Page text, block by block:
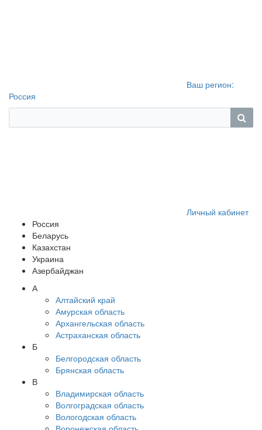
Ваш регион:
Россия
Личный кабинет
Россия
Беларусь
Казахстан
Украина
Азербайджан
А
Алтайский край
Амурская область
Архангельская область
Астраханская область
Б
Белгородская область
Брянская область
В
Владимирская область
Волгоградская область
Вологодская область